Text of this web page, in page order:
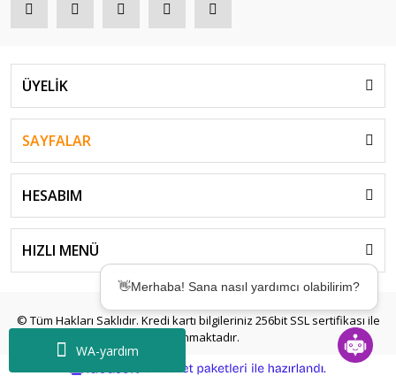
WA-yardım
ÜYELİK
SAYFALAR
HESABIM
HIZLI MENÜ
© Tüm Hakları Saklıdır. Kredi kartı bilgileriniz 256bit SSL sertifikası ile
korunmaktadır.
e-
👋Merhaba! Sana nasıl yardımcı olabilirim?